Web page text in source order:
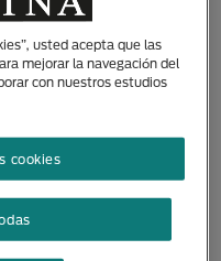
usted acepta que las
mejorar la navegación del
con nuestros estudios
cookies